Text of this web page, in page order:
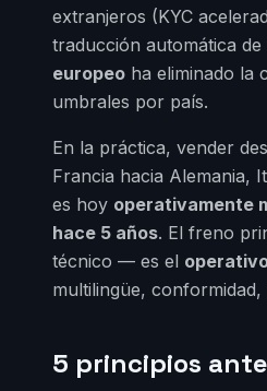
extranjeros (KYC
traducción automática
europeo ha eliminado la
umbrales por país.
En la práctica, vender
Francia hacia Alemania,
es hoy operativamente
hace 5 años. El freno
técnico — es el
multilingüe, conformidad,
5 principios